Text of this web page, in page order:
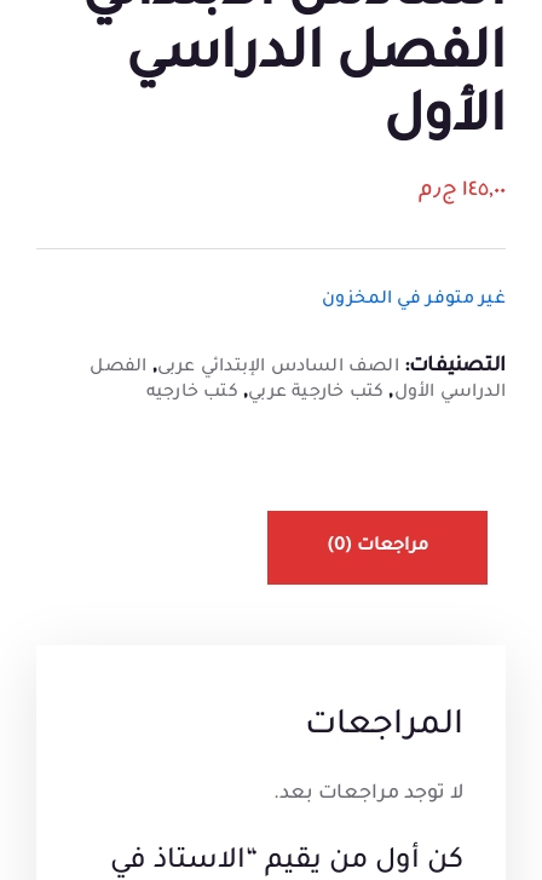
الفصل الدراسي
الأول
١٤٥,٠٠ ج٫م
غير متوفر في المخزون
التصنيفات: الصف السادس الإبتدائي عربى, الفصل
الدراسي الأول, كتب خارجية عربي, كتب خارجيه
مراجعات (0)
المراجعات
لا توجد مراجعات بعد.
كن أول من يقيم “الاستاذ في